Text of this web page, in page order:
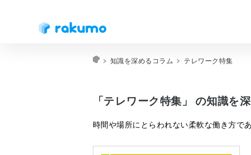
知識を深めるコラム テレワーク特集
「テレワーク特集」 の知識を
時間や場所にとらわれない柔軟な働き方で